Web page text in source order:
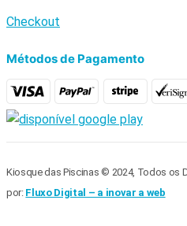
Checkout
Métodos de Pagamento
Kiosque das Piscinas © 2024, Todos os
por: Fluxo Digital – a inovar a web